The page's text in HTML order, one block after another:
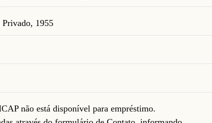
1955
não está disponível para empréstimo.